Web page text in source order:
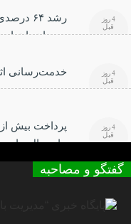
رشد ۶۴
سه‌ماهه
4 روز
قبل
خدمت‌رسانی
حسینی
4 روز
قبل
ماه سال جاری
4 روز
قبل
گفتگو و مصاحبه